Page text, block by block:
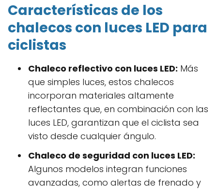
Características de los
chalecos con luces LED para
ciclistas
Chaleco reflectivo con luces LED: Más
que simples luces, estos chalecos
incorporan materiales altamente
reflectantes que, en combinación con las
luces LED, garantizan que el ciclista sea
visto desde cualquier ángulo.
Chaleco de seguridad con luces LED:
Algunos modelos integran funciones
avanzadas, como alertas de frenado y